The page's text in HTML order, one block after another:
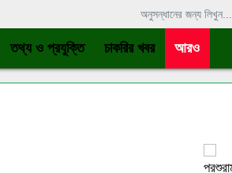
তথ্য ও প্রযুক্তি চাকরির খবর আরও